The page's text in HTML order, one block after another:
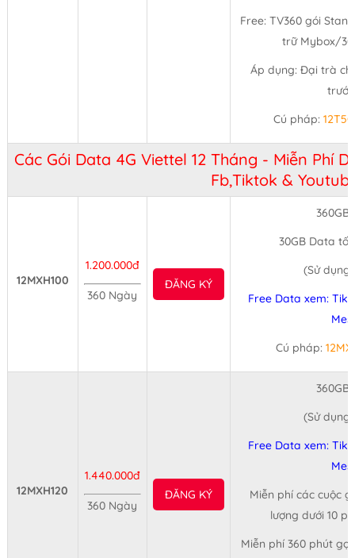
Free: TV360 gói
trữ Mybox/30
Áp dụng: Đại trà
Cú pháp:
Các Gói Data 4G Viettel 12 Tháng - Miễn Phí
Fb,Tiktok &
12MXH100
1.200.000đ
360 Ngày
ĐĂNG KÝ
30GB Data
(Sử dụng
Free Data xem:
Cú pháp:
12MXH120
1.440.000đ
360 Ngày
ĐĂNG KÝ
(Sử dụng
Free Data xem:
Miễn phí các cuộc
lượng dưới 10
Miễn phí 360 phút